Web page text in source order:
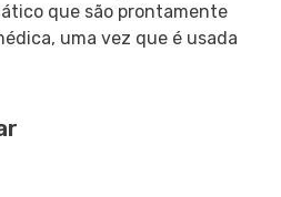
que são prontamente
uma vez que é usada